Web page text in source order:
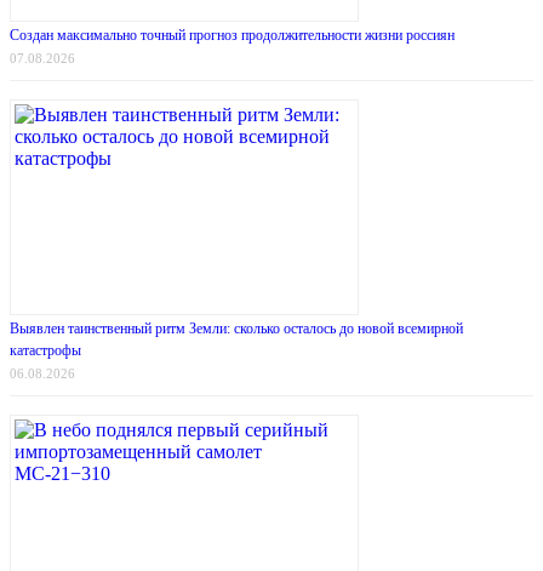
Создан максимально точный прогноз продолжительности жизни россиян
07.08.2026
Выявлен таинственный ритм Земли: сколько осталось до новой всемирной
катастрофы
06.08.2026